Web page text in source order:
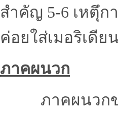
สำคัญ 5-6 เหตุึก
ค่อยใส่เมอริเดี
ภาคผนวก
ภาคผนวก